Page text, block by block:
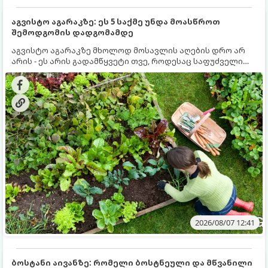
აგვისტო აგარაკზე: ეს 5 საქმე უნდა მოასწროთ
შემოდგომის დადგომამდე
აგვისტო აგარაკზე მხოლოდ მოსავლის აღების დრო არ
არის - ეს არის გადამწყვეტი თვე, როდესაც საფუძველი
ეყრება მომავალი წლის მოსავალს და ბაღი მზადდება
შემოდგომა-ზამთრის სეზონისთვის. იმისათვის, რომ
ნიადაგმა ენერგია აღიდგინოს, ხოლო მცენარეებმა
ზამთარს გაუძლონ, აგვისტოს ბოლომდე 5
მნიშვნელოვანი საქმის გაკეთება უნდა მოასწროთ:
2026/08/07 12:41
ბოსტანი აივანზე: რომელი ბოსტნეული და მწვანილი